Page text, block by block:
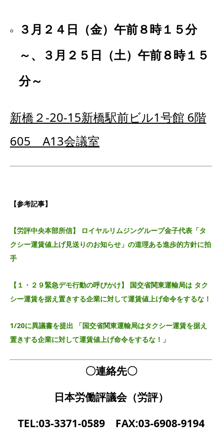
３月２４日（金）午前８時１５分
～、３月２５日（土）午前８時１５
分～
新橋２‐20-15新橋駅前ビル1号館 6階
605
A13会議室
【参考記事】
【労評中央本部所信】 ロイヤルリムジングループ金子代表「タ
クシー運賃値上げ見送りのお知らせ」の道理ある進歩的方針に拍
手
【１・２９緊急デモ行動の呼びかけ】 国交省関東運輸局は タク
シー運賃を据え置きする企業に対して運賃値上げ命令をするな！
1/20に異議書を提出 「国交省関東運輸局はタクシー運賃を据え
置きする企業に対して運賃値上げ命令をするな！」
〇連絡先〇
日本労働評議会（労評）
TEL:03-3371-0589 FAX:03-6908-9194